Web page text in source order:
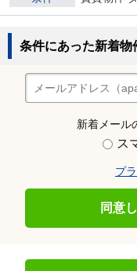
条件にあった新着物
新着メール
ス
プ
同意